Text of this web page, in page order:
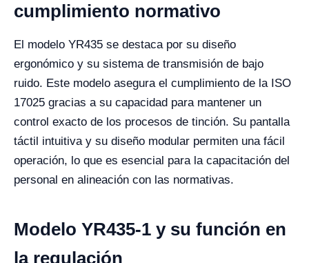
cumplimiento normativo
El modelo YR435 se destaca por su diseño
ergonómico y su sistema de transmisión de bajo
ruido. Este modelo asegura el cumplimiento de la ISO
17025 gracias a su capacidad para mantener un
control exacto de los procesos de tinción. Su pantalla
táctil intuitiva y su diseño modular permiten una fácil
operación, lo que es esencial para la capacitación del
personal en alineación con las normativas.
Modelo YR435-1 y su función en
la regulación